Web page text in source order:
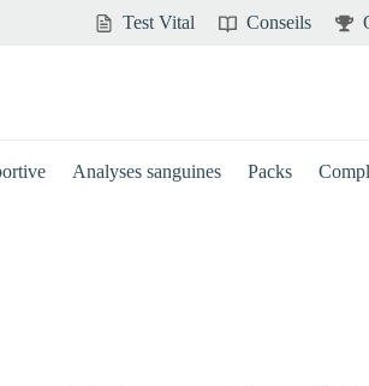
Test Vital Conseils
Analyses sanguines Packs